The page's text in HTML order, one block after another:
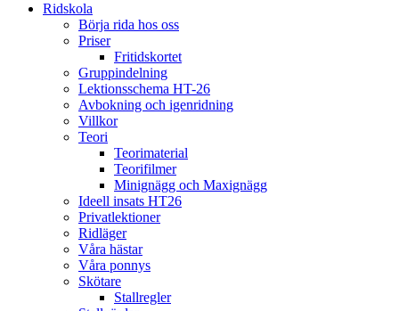
Ridskola
Börja rida hos oss
Priser
Fritidskortet
Gruppindelning
Lektionsschema HT-26
Avbokning och igenridning
Villkor
Teori
Teorimaterial
Teorifilmer
Minignägg och Maxignägg
Ideell insats HT26
Privatlektioner
Ridläger
Våra hästar
Våra ponnys
Skötare
Stallregler